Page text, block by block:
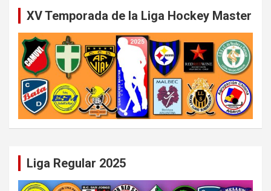
XV Temporada de la Liga Hockey Master
Liga Regular 2025